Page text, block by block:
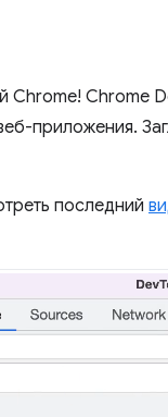
Chrome! Chrome
приложения.
последний